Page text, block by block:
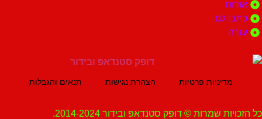
לנו
מדיניות פרטיות הצהרת נגישות תנאים והגבלות
שמרות © דופק סטנדאפ ובידור 2014-2024.